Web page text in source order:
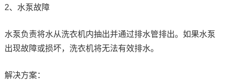
2、水泵故障
水泵负责将水从洗衣机内抽出并通过排水管排出。如果水泵
出现故障或损坏，洗衣机将无法有效排水。
解决方案：